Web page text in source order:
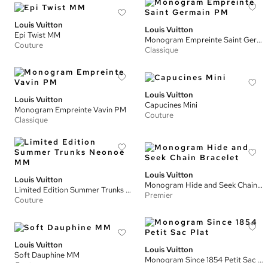
Louis Vuitton
Epi Twist MM
Couture
Louis Vuitton
Monogram Empreinte Saint Germain PM
Classique
Louis Vuitton
Monogram Empreinte Vavin PM
Classique
Louis Vuitton
Capucines Mini
Couture
Louis Vuitton
Limited Edition Summer Trunks Neonoe MM
Couture
Louis Vuitton
Monogram Hide and Seek Chain Bracelet
Premier
Louis Vuitton
Soft Dauphine MM
Louis Vuitton
Monogram Since 1854 Petit Sac Plat